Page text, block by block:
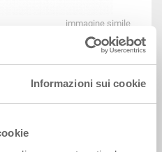
Informazioni sui cookie
immagine simile